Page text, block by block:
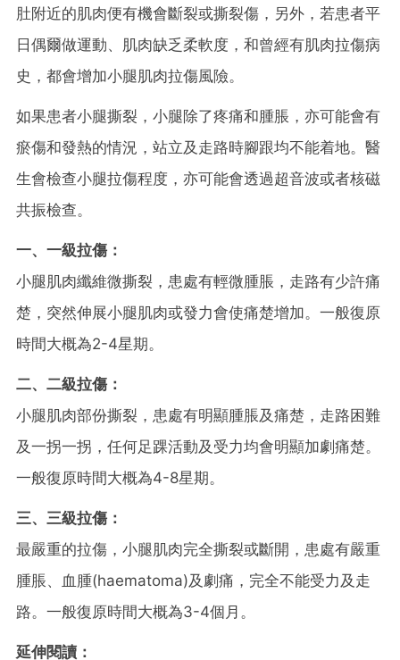
肚附近的肌肉便有機會斷裂或撕裂傷，另外，若患者平
日偶爾做運動、肌肉缺乏柔軟度，和曾經有肌肉拉傷病
史，都會增加小腿肌肉拉傷風險。
如果患者小腿撕裂，小腿除了疼痛和腫脹，亦可能會有
瘀傷和發熱的情況，站立及走路時腳跟均不能着地。醫
生會檢查小腿拉傷程度，亦可能會透過超音波或者核磁
共振檢查。
一、一級拉傷：
小腿肌肉纖維微撕裂，患處有輕微腫脹，走路有少許痛
楚，突然伸展小腿肌肉或發力會使痛楚增加。一般復原
時間大概為2-4星期。
二、二級拉傷：
小腿肌肉部份撕裂，患處有明顯腫脹及痛楚，走路困難
及一拐一拐，任何足踝活動及受力均會明顯加劇痛楚。
一般復原時間大概為4-8星期。
三、三級拉傷：
最嚴重的拉傷，小腿肌肉完全撕裂或斷開，患處有嚴重
腫脹、血腫(haematoma)及劇痛，完全不能受力及走
路。一般復原時間大概為3-4個月。
延伸閱讀：